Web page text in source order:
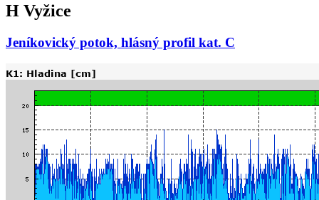
H Vyžice
Jeníkovický potok, hlásný profil kat. C